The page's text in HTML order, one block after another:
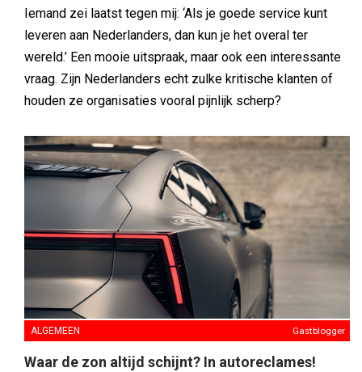
Iemand zei laatst tegen mij: ‘Als je goede service kunt
leveren aan Nederlanders, dan kun je het overal ter
wereld.’ Een mooie uitspraak, maar ook een interessante
vraag. Zijn Nederlanders echt zulke kritische klanten of
houden ze organisaties vooral pijnlijk scherp?
ALGEMEEN Gastblogger
Waar de zon altijd schijnt? In autoreclames!